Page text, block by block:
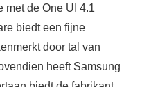
met de One UI 4.1
biedt een fijne
door tal van
heeft Samsung